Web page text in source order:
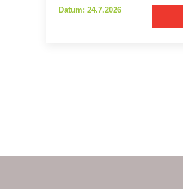
Datum: 24.7.2026